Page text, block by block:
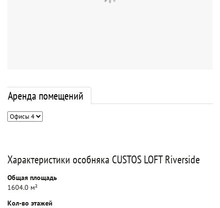
Аренда помещений
Характеристики особняка CUSTOS LOFT Riverside
Общая площадь
1604.0 м²
Кол-во этажей